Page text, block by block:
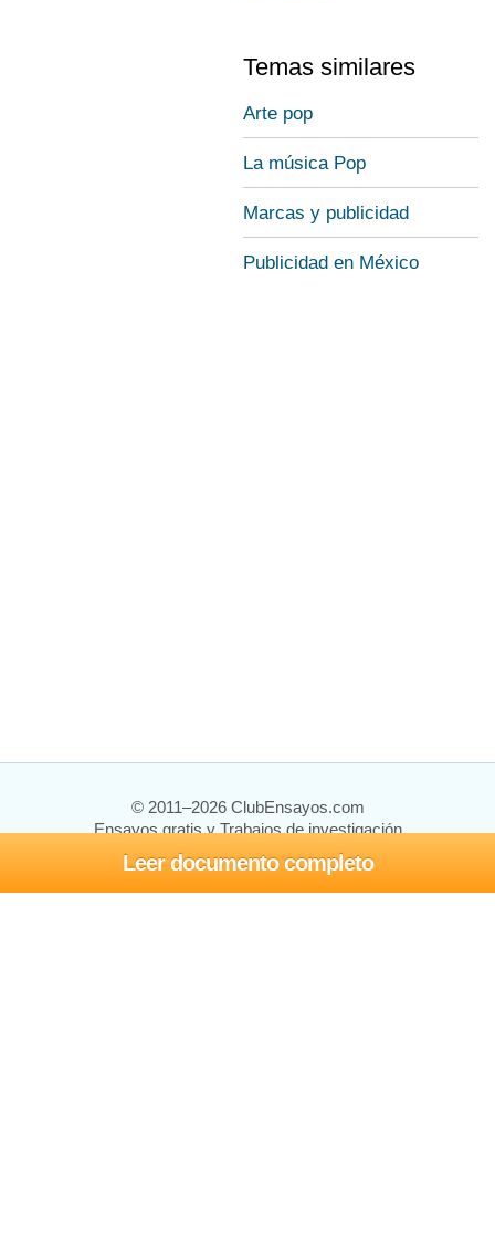
Leer documento completo
Temas similares
Arte pop
La música Pop
Marcas y publicidad
Publicidad en México
© 2011–2026 ClubEnsayos.com
Ensayos gratis y Trabajos de investigación